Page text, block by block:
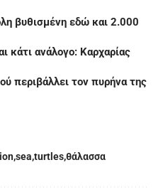
βυθισμένη εδώ και 2.000
κάτι ανάλογο: Καρχαρίας
περιβάλλει τον πυρήνα της
sea turtlesθάλασσα